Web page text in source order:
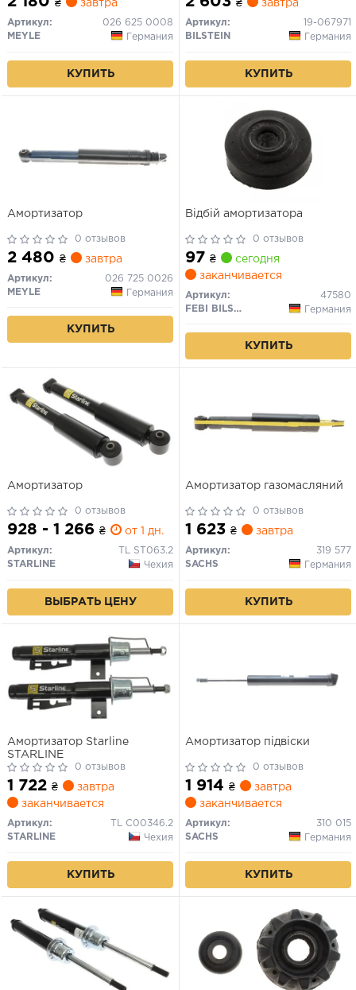
₴ завтра
Артикул:
026 625 0008
MEYLE
Германия
КУПИТЬ
₴ завтра
Артикул:
19-067971
BILSTEIN
Германия
КУПИТЬ
Амортизатор
0 отзывов
2 480 ₴ завтра
Артикул:
026 725 0026
MEYLE
Германия
КУПИТЬ
Відбій амортизатора
0 отзывов
97 ₴
сегодня
заканчивается
Артикул:
47580
FEBI BILSTEIN
Германия
КУПИТЬ
Амортизатор
0 отзывов
928 - 1 266 ₴ от 1 дн.
Артикул:
TL ST063.2
STARLINE
Чехия
ВЫБРАТЬ ЦЕНУ
Амортизатор газомасляний
0 отзывов
1 623 ₴ завтра
Артикул:
319 577
SACHS
Германия
КУПИТЬ
Амортизатор Starline
STARLINE
0 отзывов
1 722 ₴
завтра
заканчивается
Артикул:
TL C00346.2
STARLINE
Чехия
КУПИТЬ
Амортизатор підвіски
0 отзывов
1 914 ₴
завтра
заканчивается
Артикул:
310 015
SACHS
Германия
КУПИТЬ